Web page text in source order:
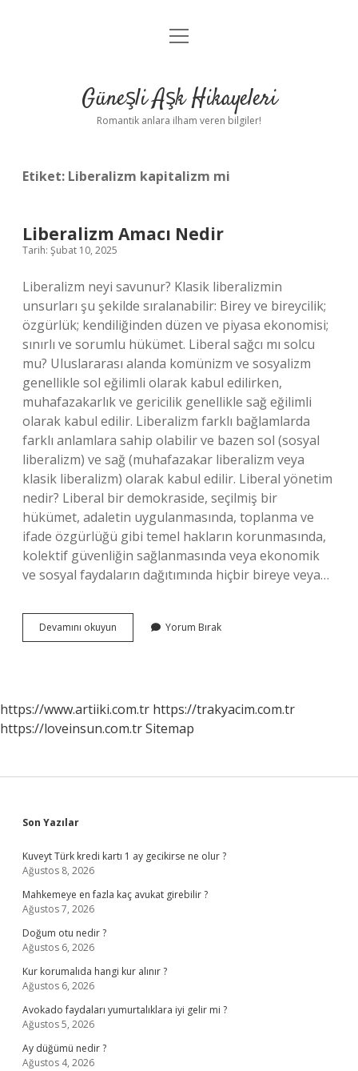
Anasayfa
Yasal Uyarı
menüyü
Güneşli Aşk Hikayeleri
Romantik anlara ilham veren bilgiler!
Etiket: Liberalizm kapitalizm mi
Liberalizm Amacı Nedir
Tarih: Şubat 10, 2025
Liberalizm neyi savunur? Klasik liberalizmin
unsurları şu şekilde sıralanabilir: Birey ve bireycilik;
özgürlük; kendiliğinden düzen ve piyasa ekonomisi;
sınırlı ve sorumlu hükümet. Liberal sağcı mı solcu
mu? Uluslararası alanda komünizm ve sosyalizm
genellikle sol eğilimli olarak kabul edilirken,
muhafazakarlık ve gericilik genellikle sağ eğilimli
olarak kabul edilir. Liberalizm farklı bağlamlarda
farklı anlamlara sahip olabilir ve bazen sol (sosyal
liberalizm) ve sağ (muhafazakar liberalizm veya
klasik liberalizm) olarak kabul edilir. Liberal yönetim
nedir? Liberal bir demokraside, seçilmiş bir
hükümet, adaletin uygulanmasında, toplanma ve
ifade özgürlüğü gibi temel hakların korunmasında,
kolektif güvenliğin sağlanmasında veya ekonomik
ve sosyal faydaların dağıtımında hiçbir bireye veya…
Devamını okuyun Liberalizm
Amacı
Yorum Bırak
https://www.artiiki.com.tr https://trakyacim.com.tr
https://loveinsun.com.trSitemap
Sidebar
Son Yazılar
Kuveyt Türk kredi kartı 1 ay gecikirse ne olur ?
Ağustos 8, 2026
Mahkemeye en fazla kaç avukat girebilir ?
Ağustos 7, 2026
Doğum otu nedir ?
Ağustos 6, 2026
Kur korumalıda hangi kur alınır ?
Ağustos 6, 2026
Avokado faydaları yumurtalıklara iyi gelir mi ?
Ağustos 5, 2026
Ay düğümü nedir ?
Ağustos 4, 2026